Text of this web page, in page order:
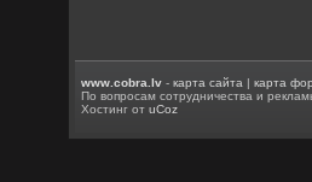
www.cobra.lv -карта сайта |карта
По вопросам сотрудничества и
Хостинг отuCoz